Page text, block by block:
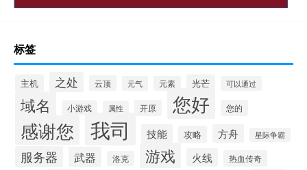
标签
主机 之处 云顶 元气 元素 光芒 可以通过
域名 小游戏 属性 开原 您好 您的
感谢您 我司 技能 攻略 方舟 星际争霸
服务器 武器 洛克 游戏 火线 热血传奇